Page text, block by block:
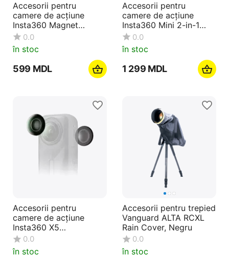
Accesorii pentru
camere de acțiune
Insta360 Magnet
Pendant, Alb
0.0
în stoc
‍599‍ MDL
Accesorii pentru
camere de acțiune
Insta360 Mini 2-in-1
Tripod 2.0 Remote Kit,
Negru
0.0
în stoc
1 299 MDL
Accesorii pentru
camere de acțiune
Insta360 X5
Replacement Lens Kit
Double, Negru
0.0
în stoc
Accesorii pentru trepied
Vanguard ALTA RCXL
Rain Cover, Negru
0.0
în stoc